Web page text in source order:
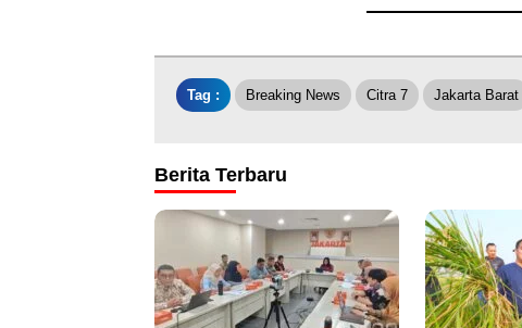
Tag : Breaking News Citra 7 Jakarta Barat
Berita Terbaru